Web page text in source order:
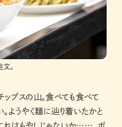
文。
ップスの山。食べても食べて
ようやく麺に辿り着いたかと